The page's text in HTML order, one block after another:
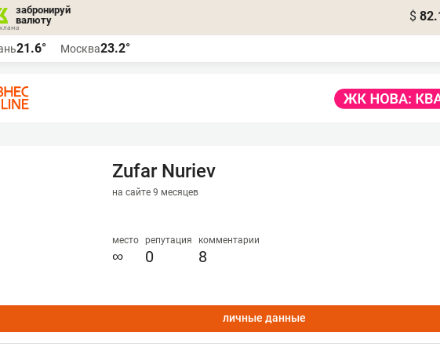
забронируй
валюту
$
21.6° Москва23.2°
Zufar Nuriev
на сайте 9 месяцев
место
∞
репутация
0
комментарии
8
личные данные